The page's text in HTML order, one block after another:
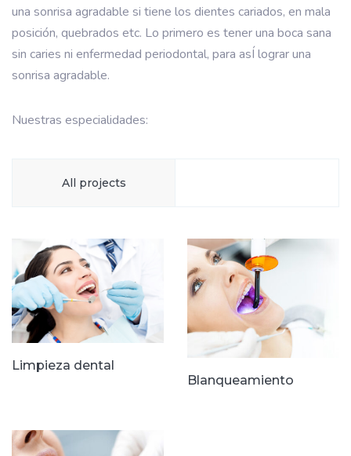
una sonrisa agradable si tiene los dientes cariados, en mala
posición, quebrados etc. Lo primero es tener una boca sana
sin caries ni enfermedad periodontal, para asÍ lograr una
sonrisa agradable.
Nuestras especialidades:
All projects
Limpieza dental
Blanqueamiento